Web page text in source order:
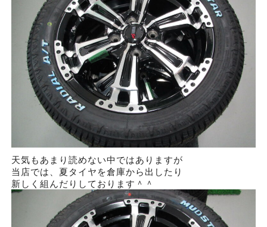
天気もあまり読めない中ではありますが
当店では、夏タイヤを倉庫から出したり
新しく組んだりしております＾＾